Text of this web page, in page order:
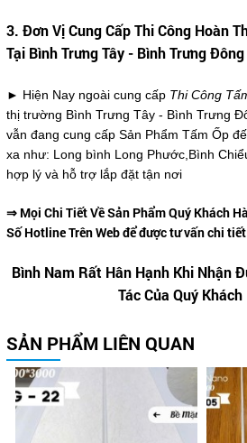
3. Đơn Vị Cung Cấp Thi Công Hoàn
Tại Bình Trưng Tây - Bình Trưng
► Hiện Nay ngoài cung cấp Thi Công
thị trường Bình Trưng Tây - Bình Trưng
vẫn đang cung cấp Sản Phẩm Tấm Ốp
xa như: Long bình Long Phước,Bình
hợp lý và hỗ trợ lắp đặt tận nơi
⇒ Mọi Chi Tiết Về Sản Phẩm Quý Khách
Số Hotline Trên Web để được tư vấn chi
Bình Nam Rất Hân Hạnh Khi Nhận
Tác Của Quý
SẢN PHẨM LIÊN QUAN